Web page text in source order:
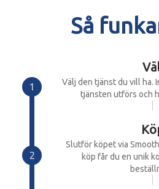
Så
Välj den tjänst du vill ha.
tjänsten utförs och
Slutför köpet via
köp får du en unik